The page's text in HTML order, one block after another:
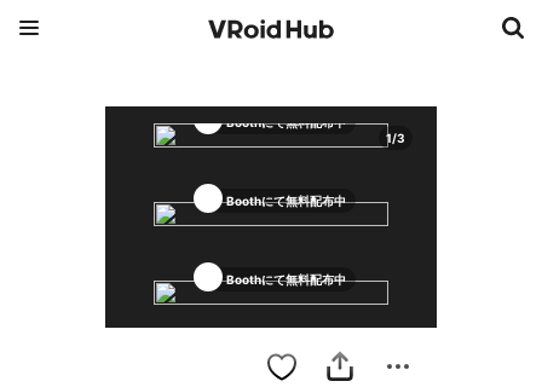
1/3
Boothにて無料配布中
Boothにて無料配布中
Boothにて無料配布中